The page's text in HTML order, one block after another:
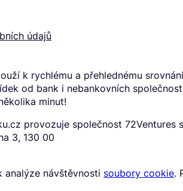
údajů
k rychlému a přehlednému
od bank i nebankovních
minut!
provozuje společnost 72Ventures
3, 130 00
analýze návštěvnosti soubory cookie.